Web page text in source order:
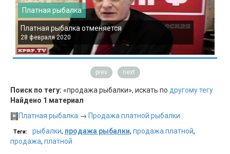
Платная рыбалка
Платная рыбалка отменяется
28 февраля 2020
prev next
Поиск по тегу: «продажа рыбалки», искать по другому тегу
Найдено 1 материал
Платная рыбалка → Продажа платной рыбалки
Теги: рыбалки, продажа рыбалки, продажа платной,
продажа, платной